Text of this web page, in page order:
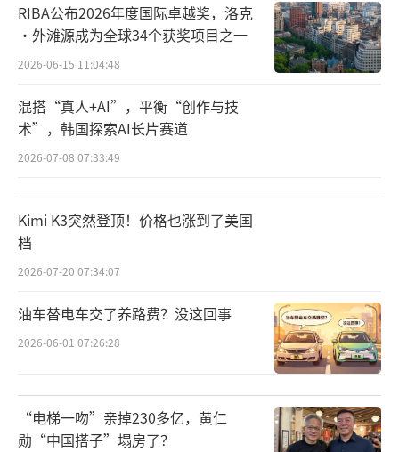
RIBA公布2026年度国际卓越奖，洛克
·外滩源成为全球34个获奖项目之一
2026-06-15 11:04:48
混搭“真人+AI”，平衡“创作与技
术”，韩国探索AI长片赛道
2026-07-08 07:33:49
Kimi K3突然登顶！价格也涨到了美国
档
2026-07-20 07:34:07
油车替电车交了养路费？没这回事
2026-06-01 07:26:28
“电梯一吻”亲掉230多亿，黄仁
勋“中国搭子”塌房了？